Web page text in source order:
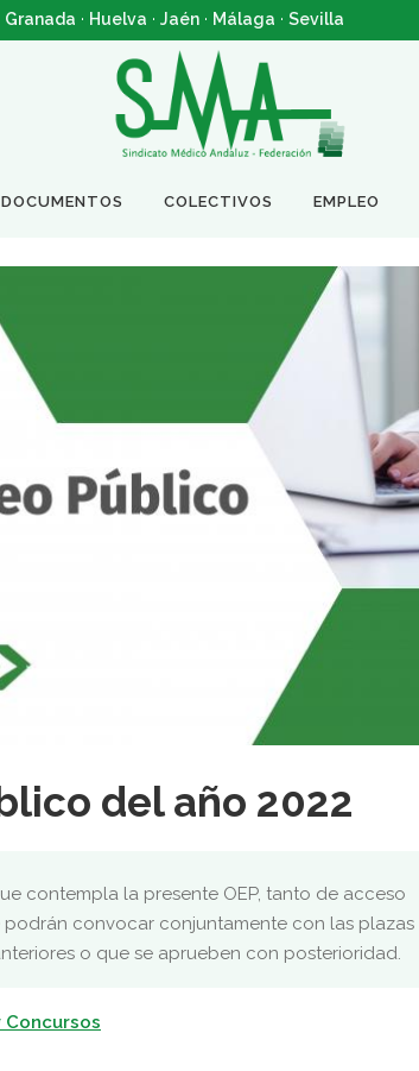
Granada · Huelva · Jaén · Málaga · Sevilla
DOCUMENTOS COLECTIVOS EMPLEO
del año 2022
contempla la presente OEP, tanto de acceso
convocar conjuntamente con las plazas
o que se aprueben con posterioridad.
Concursos